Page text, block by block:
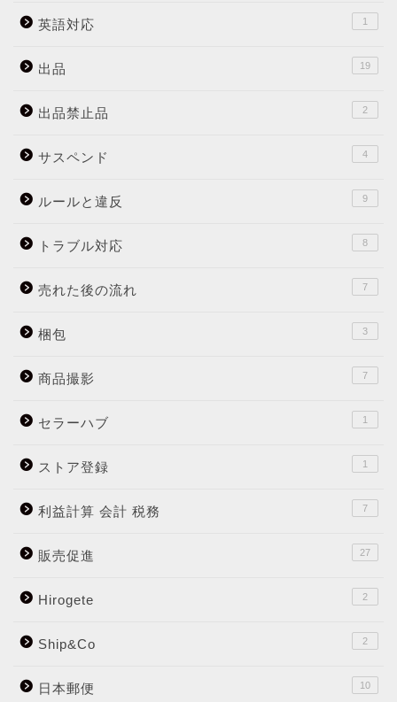
英語対応 1
出品 19
出品禁止品 2
サスペンド 4
ルールと違反 9
トラブル対応 8
売れた後の流れ 7
梱包 3
商品撮影 7
セラーハブ 1
ストア登録 1
利益計算 会計 税務 7
販売促進 27
Hirogete 2
Ship&Co 2
日本郵便 10